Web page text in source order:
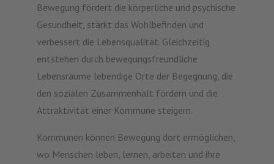
Bewegung fördert die körperliche und psychische
Gesundheit, stärkt das Wohlbefinden und
verbessert die Lebensqualität. Gleichzeitig
entstehen durch bewegungsfreundliche
Lebensräume lebendige Orte der Begegnung, die
den sozialen Zusammenhalt fördern und die
Attraktivität einer Kommune steigern.
Kommunen können Bewegung dort ermöglichen,
wo Menschen leben, lernen, arbeiten und ihre